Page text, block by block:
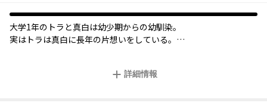
大学1年のトラと真白は幼少期からの幼馴染。
実はトラは真白に長年の片想いをしている。
詳細情報